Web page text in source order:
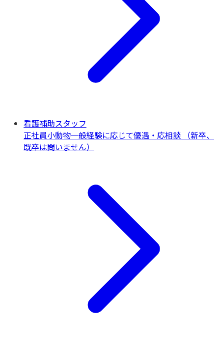
看護補助スタッフ
正社員小動物一般経験に応じて優遇・応相談 （新卒、
既卒は問いません）